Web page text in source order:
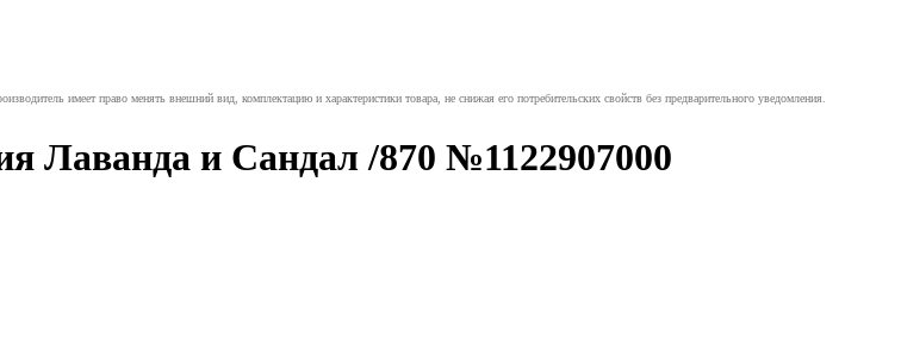
имеет право менять внешний вид, комплектацию и характеристики товара, не снижая его потребительских свойств без предварительного уведомления.
и Сандал /870 №1122907000